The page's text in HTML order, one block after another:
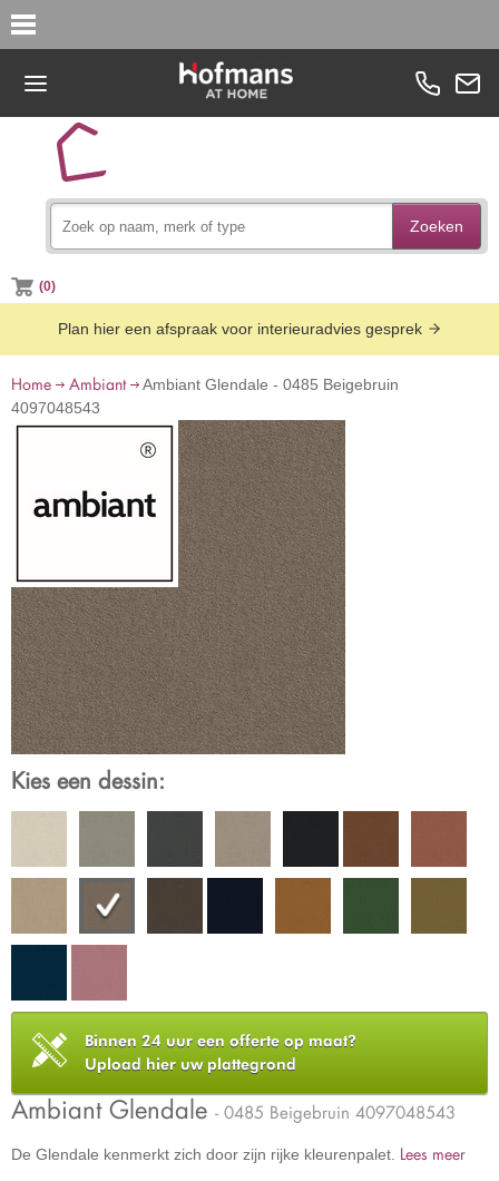
Zoeken
(0)
Plan hier een afspraak voor interieuradvies gesprek
Home Ambiant
Ambiant Glendale - 0485 Beigebruin
4097048543
Kies een dessin:
Binnen 24 uur een offerte op maat?
Upload hier uw plattegrond
Ambiant Glendale - 0485 Beigebruin 4097048543
De Glendale kenmerkt zich door zijn rijke kleurenpalet. Lees meer